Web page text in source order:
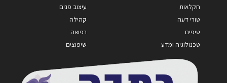
חקלאות
טורי דעה
טיפים
טכנולוגיה ומדע
עיצוב פנים
קהילה
רפואה
שיפוצים